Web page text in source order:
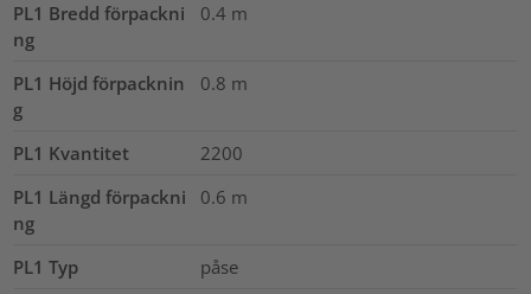
PL1 Bredd förpackni
ng
0.4 m
PL1 Höjd förpacknin
g
0.8 m
PL1 Kvantitet
2200
PL1 Längd förpackni
ng
0.6 m
PL1 Typ
påse